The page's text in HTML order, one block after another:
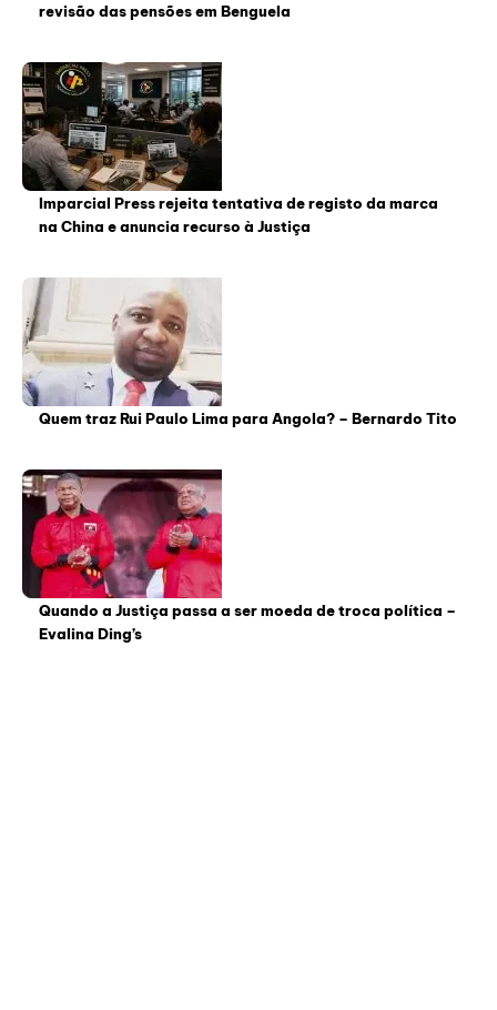
revisão das pensões em Benguela
Imparcial Press rejeita tentativa de registo da marca
na China e anuncia recurso à Justiça
Quem traz Rui Paulo Lima para Angola? – Bernardo Tito
Quando a Justiça passa a ser moeda de troca política –
Evalina Ding’s